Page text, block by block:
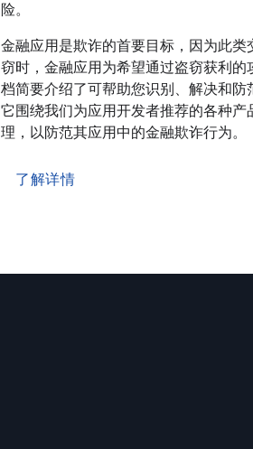
险。
金融应用是欺诈的首要目标，因为此
窃时，金融应用为希望通过盗窃获利
档简要介绍了可帮助您识别、解决和防
它围绕我们为应用开发者推荐的各种
理，以防范其应用中的金融欺诈行为。
了解详情